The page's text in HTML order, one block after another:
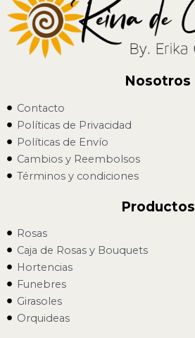
Nosotros
Contacto
Políticas de Privacidad
Políticas de Envío
Cambios y Reembolsos
Términos y condiciones
Productos
Rosas
Caja de Rosas y Bouquets
Hortencias
Funebres
Girasoles
Orquideas